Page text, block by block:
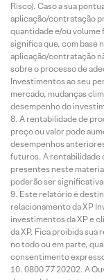
Risco). Caso a sua
aplicação/contratação
quantidade e/ou
significa que, com base
aplicação/contratação
sobre o processo de
Investimentos ao seu
mercado, mudanças
desempenho do
A rentabilidade de
preço ou valor pode
desempenhos
futuros. A rentabilidade
presentes neste
poderão ser
Este relatório é
relacionamento da XP
investimentos da XP e
da XP. Fica proibida
no todo ou em parte,
consentimento
0800 77 20202. A